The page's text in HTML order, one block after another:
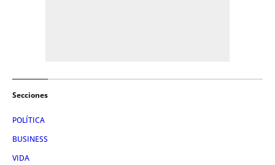
Secciones
POLÍTICA
BUSINESS
VIDA